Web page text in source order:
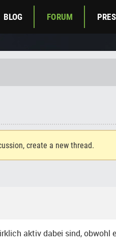
BLOG FORUM
create a new thread.
aktiv dabei sind, obwohl